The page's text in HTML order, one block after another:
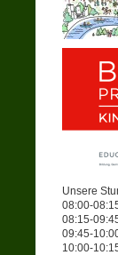
Unsere
08:00-
08:15-
09:45-
10:00-